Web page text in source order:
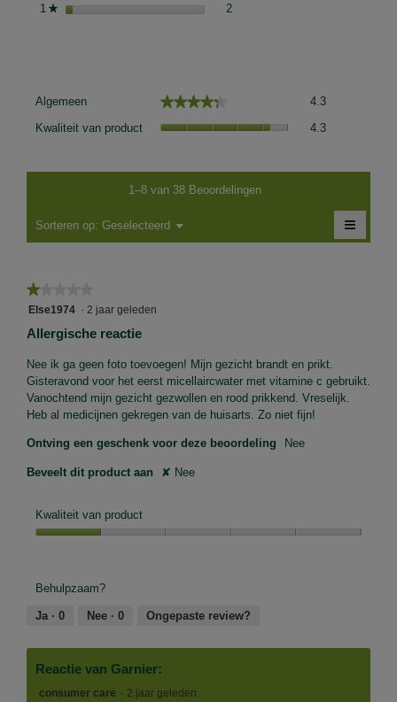
1 ★sterren 22 beoordelingen met 1 ster.
Selecteer om beoordelingen
Algemeen ★★★★★
★★★★★ 4.3
van
Kwaliteit van product 4.3
gemiddelde
van
Sorteren op: Geselecteerd ▼
Menu ≡
Als
★★★★★
★★★★★
1
5
Else1974 · 2 jaar geleden
Allergische reactie
Nee ik ga geen foto toevoegen! Mijn gezicht brandt en prikt.
Gisteravond voor het eerst micellaircwater met vitamine c gebruikt.
Vanochtend mijn gezicht gezwollen en rood prikkend. Vreselijk.
Heb al medicijnen gekregen van de huisarts. Zo niet fijn!
Ontving een geschenk voor deze beoordeling Nee
Beveelt dit product aan ✘ Nee
Kwaliteit van product
1
van
Behulpzaam?
Ja · 0 Nee · 0 Ongepaste review?
Reactie van Garnier:
consumer care · 2 jaar geleden